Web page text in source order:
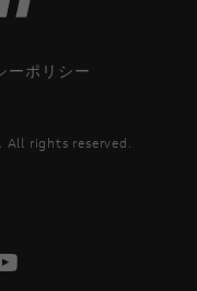
ーポリシー
rights reserved.